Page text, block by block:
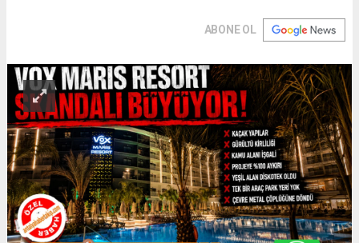
ABONE OL